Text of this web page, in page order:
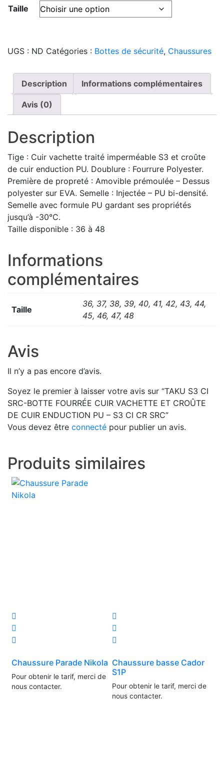
Taille
UGS : ND Catégories : Bottes de sécurité, Chaussures
Description Informations complémentaires
Avis (0)
Description
Tige : Cuir vachette traité imperméable S3 et croûte
de cuir enduction PU. Doublure : Fourrure Polyester.
Première de propreté : Amovible prémoulée – Dessus
polyester sur EVA. Semelle : Injectée – PU bi-densité.
Semelle avec formule PU gardant ses propriétés
jusqu’à -30°C.
Taille disponible : 36 à 48
Informations
complémentaires
Taille
36, 37, 38, 39, 40, 41, 42, 43, 44,
45, 46, 47, 48
Avis
Il n’y a pas encore d’avis.
Soyez le premier à laisser votre avis sur “TAKU S3 CI
SRC-BOTTE FOURRÉE CUIR VACHETTE ET CROÛTE
DE CUIR ENDUCTION PU – S3 CI CR SRC”
Vous devez être connecté pour publier un avis.
Produits similaires
Chaussure Parade Nikola
Pour obtenir le tarif, merci de
nous contacter.
Chaussure basse Cador
S1P
Pour obtenir le tarif, merci de
nous contacter.